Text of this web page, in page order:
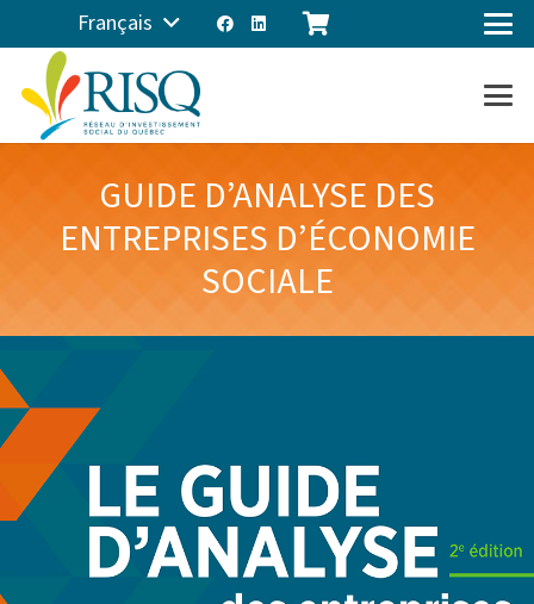
Français
GUIDE D’ANALYSE DES
ENTREPRISES D’ÉCONOMIE
SOCIALE